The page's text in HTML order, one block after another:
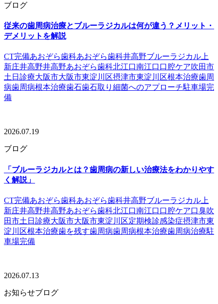
ブログ
従来の歯周病治療とブルーラジカルは何が違う？メリット・
デメリットを解説
CT完備あおぞら歯科あおぞら歯科井高野ブルーラジカル上
新庄井高野井高野あおぞら歯科北江口南江口口腔ケア吹田市
土日診療大阪市大阪市東淀川区摂津市東淀川区根本治療歯周
病歯周病根本治療歯石歯石取り 細菌へのアプローチ駐車場完
備
2026.07.19
ブログ
「ブルーラジカルとは？歯周病の新しい治療法をわかりやす
く解説」
CT完備あおぞら歯科あおぞら歯科井高野ブルーラジカル 上
新庄井高野井高野あおぞら歯科北江口南江口口腔ケア口臭吹
田市土日診療大阪市大阪市東淀川区定期検診感染症摂津市東
淀川区根本治療歯を残す歯周病歯周病根本治療歯周病治療駐
車場完備
2026.07.13
お知らせブログ